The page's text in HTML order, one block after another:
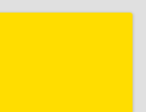
р-н,